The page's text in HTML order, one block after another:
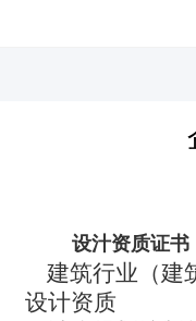
设汁资质证书
建筑行业（建
设计资质